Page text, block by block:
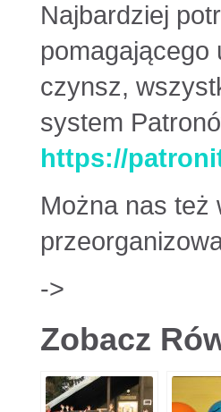
Najbardziej
pomagającego
czynsz,
system
https://
Można nas też
->
Zobacz